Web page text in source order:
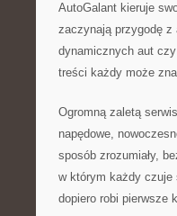
AutoGalant kieruje
zaczynają przygodę z
dynamicznych aut
treści każdy może
Ogromną zaletą
napędowe,
sposób zrozumiały,
w którym każdy czuje
dopiero robi pierwsze